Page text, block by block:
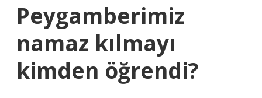
Peygamberimiz
namaz kılmayı
kimden öğrendi?